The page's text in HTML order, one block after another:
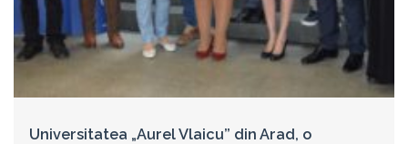
Universitatea „Aurel Vlaicu” din Arad, o